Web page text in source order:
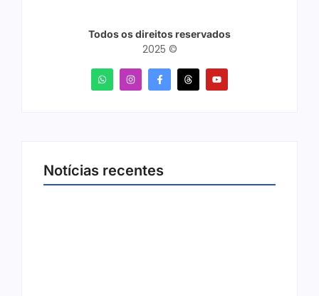
Todos os direitos reservados
2025 ©
Notícias recentes